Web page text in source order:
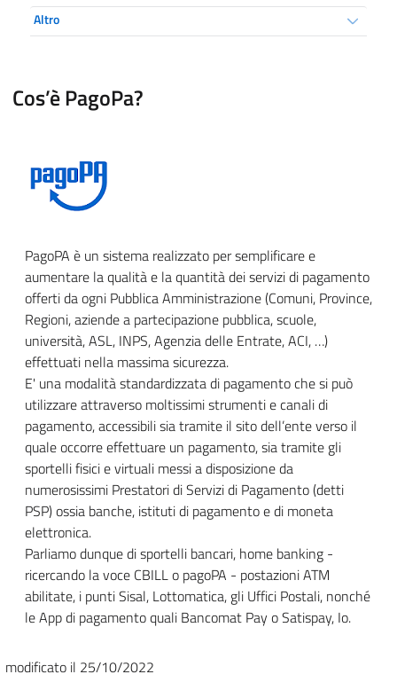
Altro
Cos’è PagoPa?
PagoPA è un sistema realizzato per semplificare e
aumentare la qualità e la quantità dei servizi di pagamento
offerti da ogni Pubblica Amministrazione (Comuni, Province,
Regioni, aziende a partecipazione pubblica, scuole,
università, ASL, INPS, Agenzia delle Entrate, ACI, …)
effettuati nella massima sicurezza.
E' una modalità standardizzata di pagamento che si può
utilizzare attraverso moltissimi strumenti e canali di
pagamento, accessibili sia tramite il sito dell’ente verso il
quale occorre effettuare un pagamento, sia tramite gli
sportelli fisici e virtuali messi a disposizione da
numerosissimi Prestatori di Servizi di Pagamento (detti
PSP) ossia banche, istituti di pagamento e di moneta
elettronica.
Parliamo dunque di sportelli bancari, home banking -
ricercando la voce CBILL o pagoPA - postazioni ATM
abilitate, i punti Sisal, Lottomatica, gli Uffici Postali, nonché
le App di pagamento quali Bancomat Pay o Satispay, Io.
modificato il 25/10/2022